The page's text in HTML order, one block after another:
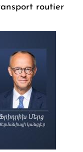
routier